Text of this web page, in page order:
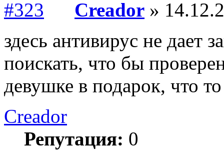
Creador »
здесь антивирус не дает
поискать, что бы
девушке в подарок, что
Creador
Репутация: 0